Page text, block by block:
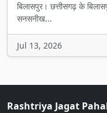
बिलासपुर। छत्तीसगढ़ के
सनसनीख...
Jul 13, 2026
Rashtriya Jagat